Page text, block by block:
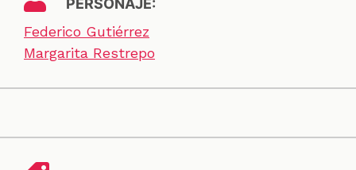
PERSONAJE:
Federico Gutiérrez
Margarita Restrepo